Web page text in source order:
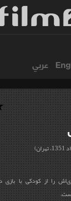
عربي
را از کودکی با بازی